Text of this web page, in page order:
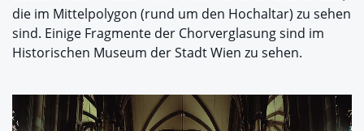
die im Mittelpolygon (rund um den Hochaltar) zu sehen
sind. Einige Fragmente der Chorverglasung sind im
Historischen Museum der Stadt Wien zu sehen.